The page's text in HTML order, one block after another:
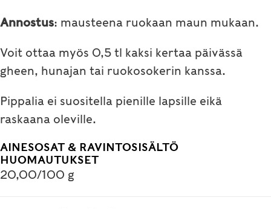
Annostus: mausteena ruokaan maun mukaan.
Voit ottaa myös 0,5 tl kaksi kertaa päivässä
gheen, hunajan tai ruokosokerin kanssa.
Pippalia ei suositella pienille lapsille eikä
raskaana oleville.
AINESOSAT & RAVINTOSISÄLTÖ
HUOMAUTUKSET
20,00/100 g